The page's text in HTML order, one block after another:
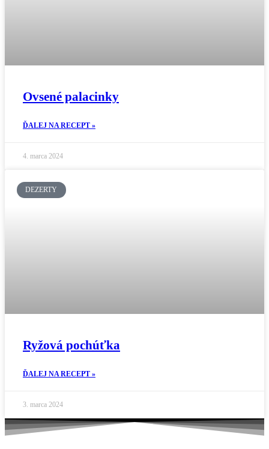
Ovsené palacinky
ĎALEJ NA RECEPT »
4. marca 2024
DEZERTY
Ryžová pochúťka
ĎALEJ NA RECEPT »
3. marca 2024